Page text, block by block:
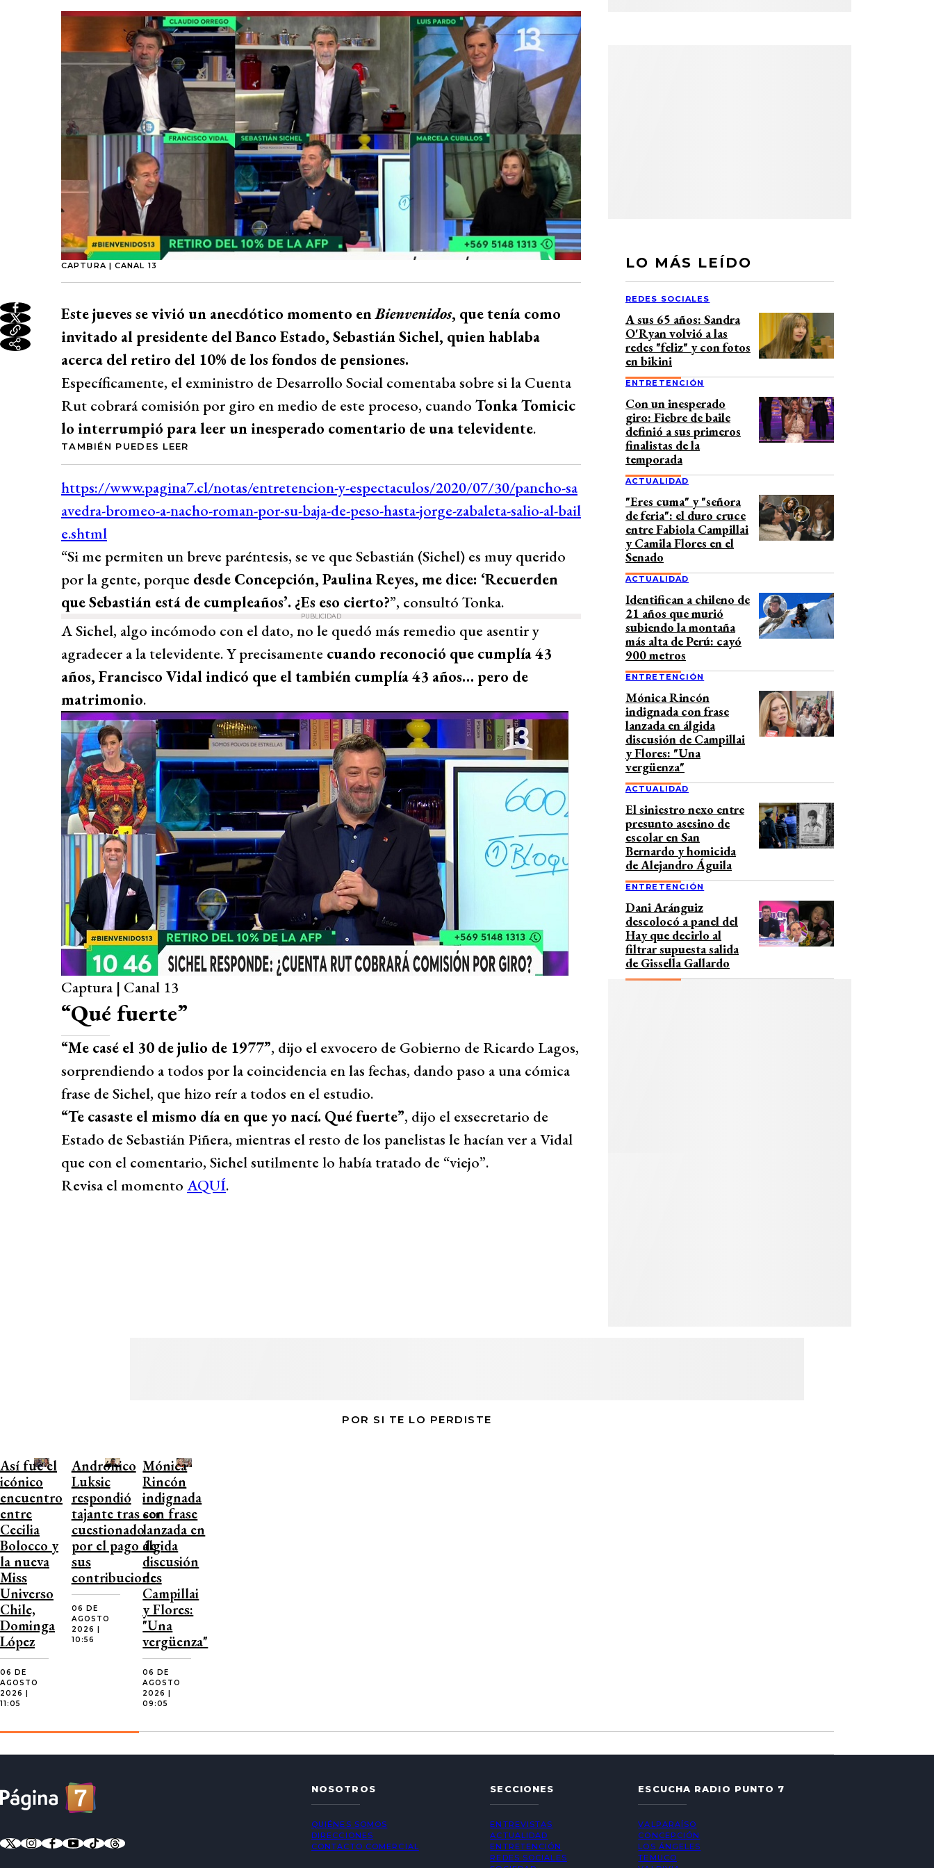
CAPTURA | CANAL 13
Este jueves se vivió un anecdótico momento enBienvenidos, que tenía como
invitado al presidente del Banco Estado, Sebastián Sichel, quien hablaba
acerca del retiro del 10% de los fondos de pensiones.
Específicamente, el exministro de Desarrollo Social comentaba sobre si la Cuenta
Rut cobrará comisión por giro en medio de este proceso, cuando Tonka Tomicic
lo interrumpió para leer un inesperado comentario de una televidente.
TAMBIÉN PUEDES LEER
“Si me permiten un breve paréntesis, se ve que Sebastián (Sichel) es muy querido
por la gente, porque desde Concepción, Paulina Reyes, me dice: ‘Recuerden
que Sebastián está de cumpleaños’. ¿Es eso cierto?”, consultó Tonka.
PUBLICIDAD
A Sichel, algo incómodo con el dato, no le quedó más remedio que asentir y
agradecer a la televidente. Y precisamente cuando reconoció que cumplía 43
años, Francisco Vidal indicó que el también cumplía 43 años… pero de
matrimonio.
Captura | Canal 13
“Qué fuerte”
“Me casé el 30 de julio de 1977”, dijo el exvocero de Gobierno de Ricardo Lagos,
sorprendiendo a todos por la coincidencia en las fechas, dando paso a una cómica
frase de Sichel, que hizo reír a todos en el estudio.
“Te casaste el mismo día en que yo nací. Qué fuerte”, dijo el exsecretario de
Estado de Sebastián Piñera, mientras el resto de los panelistas le hacían ver a Vidal
que con el comentario, Sichel sutilmente lo había tratado de “viejo”.
Revisa el momento AQUÍ.
LO MÁS LEÍDO
REDES SOCIALES
A sus 65 años: Sandra
O'Ryan volvió a las
redes "feliz" y con fotos
en bikini
ENTRETENCIÓN
Con un inesperado
giro: Fiebre de baile
definió a sus primeros
finalistas de la
temporada
ACTUALIDAD
"Eres cuma" y "señora
de feria": el duro cruce
entre Fabiola Campillai
y Camila Flores en el
Senado
ACTUALIDAD
Identifican a chileno de
21 años que murió
subiendo la montaña
más alta de Perú: cayó
900 metros
ENTRETENCIÓN
Mónica Rincón
indignada con frase
lanzada en álgida
discusión de Campillai
y Flores: "Una
vergüenza"
ACTUALIDAD
El siniestro nexo entre
presunto asesino de
escolar en San
Bernardo y homicida
de Alejandro Águila
ENTRETENCIÓN
Dani Aránguiz
descolocó a panel del
Hay que decirlo al
filtrar supuesta salida
de Gissella Gallardo
POR SI TE LO PERDISTE
Así fue el
icónico
encuentro
entre
Cecilia
Bolocco y
la nueva
Miss
Universo
Chile,
Dominga
López
06 DE
AGOSTO
2026 |
11:05
Andrónico
Luksic
respondió
tajante tras ser
cuestionado
por el pago de
sus
contribuciones
06 DE
AGOSTO
2026 |
10:56
Mónica
Rincón
indignada
con frase
lanzada en
álgida
discusión
de
Campillai
y Flores:
"Una
vergüenza"
06 DE
AGOSTO
2026 |
09:05
NOSOTROS
QUIÉNES SOMOS
DIRECCIONES
CONTACTO COMERCIAL
SECCIONES
ENTREVISTAS
ACTUALIDAD
ENTRETENCIÓN
REDES SOCIALES
ESCUCHA RADIO PUNTO 7
VALPARAÍSO
CONCEPCIÓN
LOS ÁNGELES
TEMUCO